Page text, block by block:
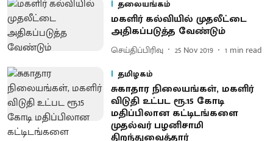
தலையங்கம்
மகளிர் கல்வியில் முதலீட்டை
அதிகப்படுத்த வேண்டும்
செய்திப்பிரிவு 25 Nov 2019 1 min read
தமிழகம்
சுகாதார நிலையங்கள், மகளிர்
விடுதி உட்பட ரூ.15 கோடி
மதிப்பிலான கட்டிடங்களை
முதல்வர் பழனிசாமி
திறந்துவைத்தார்